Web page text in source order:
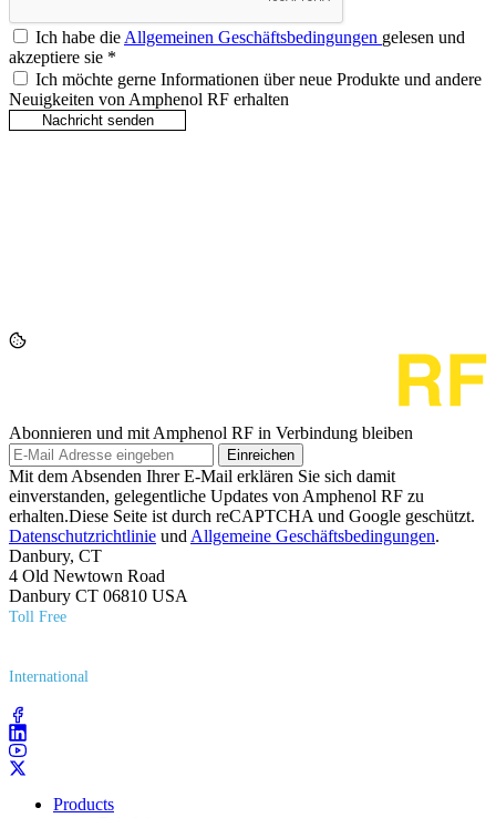
Ich habe die Allgemeinen Geschäftsbedingungen gelesen und
akzeptiere sie *
Ich möchte gerne Informationen über neue Produkte und andere
Neuigkeiten von Amphenol RF erhalten
Abonnieren und mit Amphenol RF in Verbindung bleiben
Einreichen
Mit dem Absenden Ihrer E-Mail erklären Sie sich damit
einverstanden, gelegentliche Updates von Amphenol RF zu
erhalten.Diese Seite ist durch reCAPTCHA und Google geschützt.
Datenschutzrichtlinie und Allgemeine Geschäftsbedingungen.
Danbury, CT
4 Old Newtown Road
Danbury CT 06810 USA
Toll Free
International
Products